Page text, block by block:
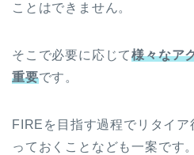
ことはできません。
そこで必要に応じて様々なア
重要です。
FIREを目指す過程でリタイ
っておくことなども一案です。